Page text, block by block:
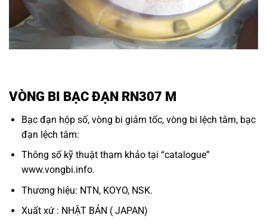
VÒNG BI BẠC ĐẠN RN307 M
Bạc đạn hộp số, vòng bi giảm tốc, vòng bi lệch tâm, bạc
đạn lệch tâm:
Thông số kỹ thuật tham khảo tại “catalogue”
www.vongbi.info.
Thương hiệu: NTN, KOYO, NSK.
Xuất xứ : NHẬT BẢN ( JAPAN)